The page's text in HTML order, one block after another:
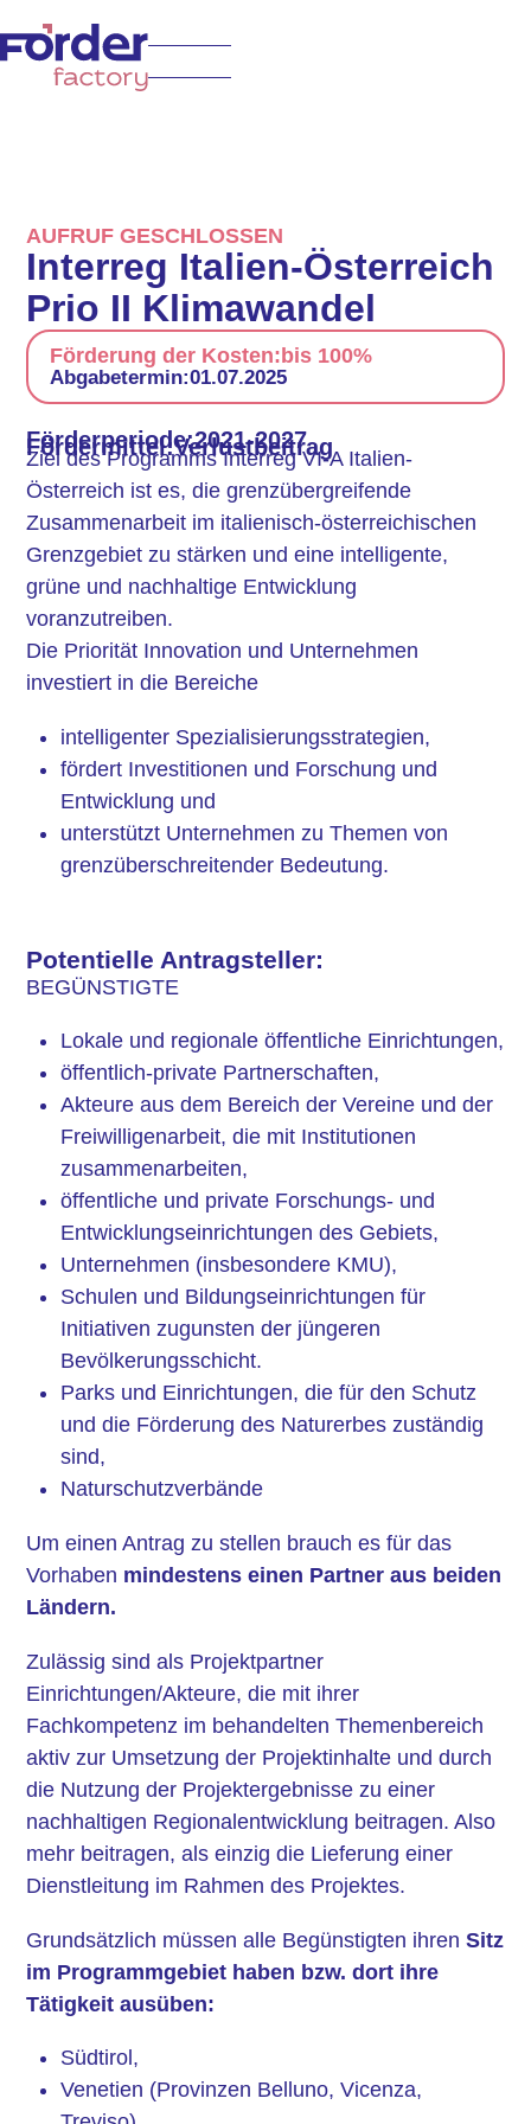
AUFRUF GESCHLOSSEN
Interreg Italien-Österreich
Prio II Klimawandel
Förderung der Kosten: bis 100%
Abgabetermin:01.07.2025
Förderperiode:2021-2027
Fördermittel:Verlustbeitrag
Ziel des Programms Interreg VI-A Italien-
Österreich ist es, die grenzübergreifende
Zusammenarbeit im italienisch-österreichischen
Grenzgebiet zu stärken und eine intelligente,
grüne und nachhaltige Entwicklung
voranzutreiben.
Die Priorität Innovation und Unternehmen
investiert in die Bereiche
intelligenter Spezialisierungsstrategien,
fördert Investitionen und Forschung und
Entwicklung und
unterstützt Unternehmen zu Themen von
grenzüberschreitender Bedeutung.
Potentielle Antragsteller:
BEGÜNSTIGTE
Lokale und regionale öffentliche Einrichtungen,
öffentlich-private Partnerschaften,
Akteure aus dem Bereich der Vereine und der
Freiwilligenarbeit, die mit Institutionen
zusammenarbeiten,
öffentliche und private Forschungs- und
Entwicklungseinrichtungen des Gebiets,
Unternehmen (insbesondere KMU),
Schulen und Bildungseinrichtungen für
Initiativen zugunsten der jüngeren
Bevölkerungsschicht.
Parks und Einrichtungen, die für den Schutz
und die Förderung des Naturerbes zuständig
sind,
Naturschutzverbände
Um einen Antrag zu stellen brauch es für das
Vorhaben mindestens einen Partner aus beiden
Ländern.
Zulässig sind als Projektpartner
Einrichtungen/Akteure, die mit ihrer
Fachkompetenz im behandelten Themenbereich
aktiv zur Umsetzung der Projektinhalte und durch
die Nutzung der Projektergebnisse zu einer
nachhaltigen Regionalentwicklung beitragen. Also
mehr beitragen, als einzig die Lieferung einer
Dienstleitung im Rahmen des Projektes.
Grundsätzlich müssen alle Begünstigten ihrenSitz
im Programmgebiet haben bzw. dort ihre
Tätigkeit ausüben:
Südtirol,
Venetien (Provinzen Belluno, Vicenza,